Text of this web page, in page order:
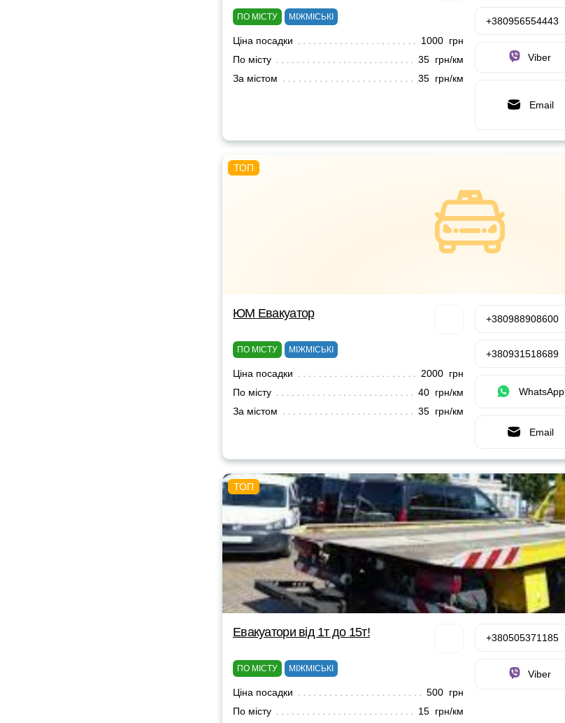
ПО МІСТУ МІЖМІСЬКІ
Ціна посадки
1000 грн
По місту
35 грн/км
За містом
35 грн/км
+380956554443
Viber
Email
ЮМ Евакуатор
ПО МІСТУ МІЖМІСЬКІ
Ціна посадки
2000 грн
По місту
40 грн/км
За містом
35 грн/км
+380988908600
+380931518689
WhatsApp
Email
Евакуатори від 1т до 15т!
ПО МІСТУ МІЖМІСЬКІ
Ціна посадки
500 грн
По місту
15 грн/км
+380505371185
Viber